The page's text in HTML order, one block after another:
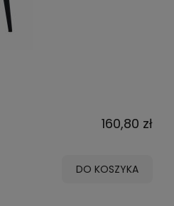
160,80 zł
DO KOSZYKA